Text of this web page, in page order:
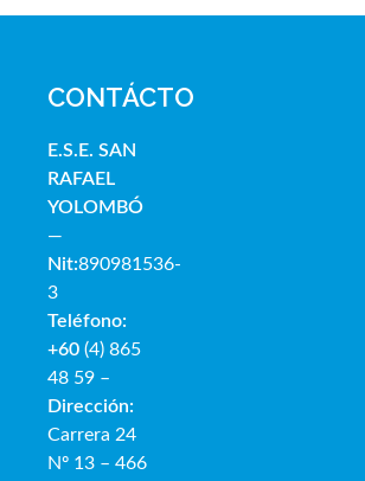
CONTÁCTO
E.S.E. SAN
RAFAEL
YOLOMBÓ
—
Nit:890981536-
3
Teléfono:
+60 (4) 865
48 59 –
Dirección:
Carrera 24
Nº 13 – 466